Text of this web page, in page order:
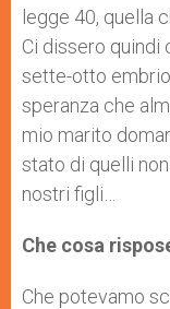
legge 40, quella
Ci dissero quindi
sette-otto
speranza che
mio marito
stato di quelli
nostri figli…
Che cosa
Che potevamo